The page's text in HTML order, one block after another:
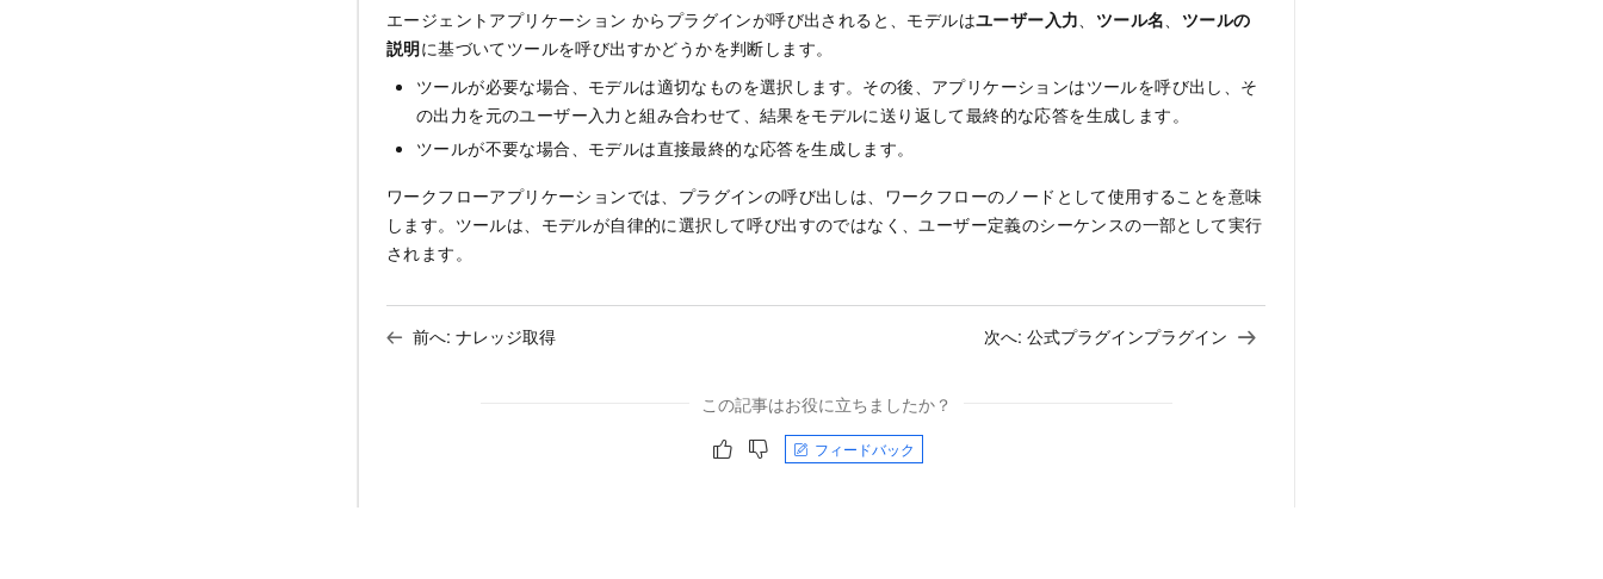
エージェントアプリケーション からプラグインが呼び出されると、モデルはユーザー入力 ツール名
ツールの
説明に基づいてツールを呼び出すかどうかを判断します。
ツールが必要な場合、モデルは適切なものを選択します。その後、アプリケーションはツールを呼び出し、そ
の出力を元のユーザー入力と組み合わせて、結果をモデルに送り返して最終的な応答を生成します。
ツールが不要な場合、モデルは直接最終的な応答を生成します。
ワークフローアプリケーションでは、プラグインの呼び出しは、ワークフローのノードとして使用することを意味
します。ツールは、モデルが自律的に選択して呼び出すのではなく、ユーザー定義のシーケンスの一部として実行
されます。
前へ: ナレッジ取得 次へ: 公式プラグインプラグイン
この記事はお役に立ちましたか？
フィードバック